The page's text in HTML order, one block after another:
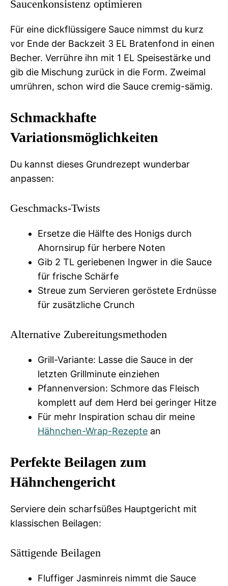
Saucenkonsistenz optimieren
Für eine dickflüssigere Sauce nimmst du kurz
vor Ende der Backzeit 3 EL Bratenfond in einen
Becher. Verrühre ihn mit 1 EL Speisestärke und
gib die Mischung zurück in die Form. Zweimal
umrühren, schon wird die Sauce cremig-sämig.
Schmackhafte
Variationsmöglichkeiten
Du kannst dieses Grundrezept wunderbar
anpassen:
Geschmacks-Twists
Ersetze die Hälfte des Honigs durch
Ahornsirup für herbere Noten
Gib 2 TL geriebenen Ingwer in die Sauce
für frische Schärfe
Streue zum Servieren geröstete Erdnüsse
für zusätzliche Crunch
Alternative Zubereitungsmethoden
Grill-Variante: Lasse die Sauce in der
letzten Grillminute einziehen
Pfannenversion: Schmore das Fleisch
komplett auf dem Herd bei geringer Hitze
Für mehr Inspiration schau dir meine
Hähnchen-Wrap-Rezepte an
Perfekte Beilagen zum
Hähnchengericht
Serviere dein scharfsüßes Hauptgericht mit
klassischen Beilagen:
Sättigende Beilagen
Fluffiger Jasminreis nimmt die Sauce